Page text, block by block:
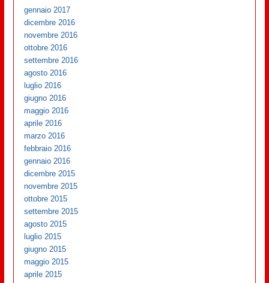
gennaio 2017
dicembre 2016
novembre 2016
ottobre 2016
settembre 2016
agosto 2016
luglio 2016
giugno 2016
maggio 2016
aprile 2016
marzo 2016
febbraio 2016
gennaio 2016
dicembre 2015
novembre 2015
ottobre 2015
settembre 2015
agosto 2015
luglio 2015
giugno 2015
maggio 2015
aprile 2015